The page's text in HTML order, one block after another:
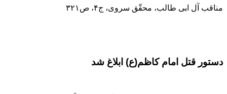
مناقب آل ابی طالب، محقّق سروی، ج۴، ص۳۲۱
دستور قتل امام کاظم(ع) ابلاغ شد